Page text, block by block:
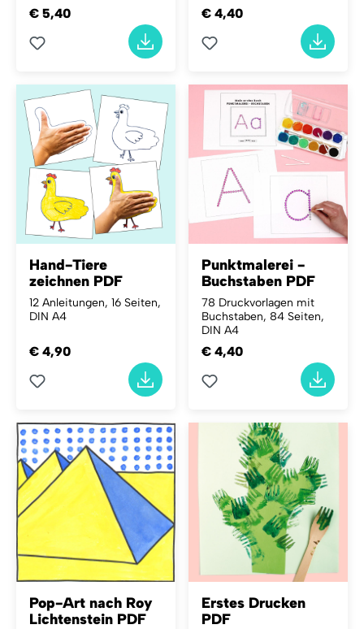
€ 5,40 € 4,40
Hand-Tiere
zeichnen PDF
12 Anleitungen, 16 Seiten,
DIN A4
€ 4,90
Punktmalerei -
Buchstaben PDF
78 Druckvorlagen mit
Buchstaben, 84 Seiten,
DIN A4
€ 4,40
Pop-Art nach Roy
Lichtenstein PDF
Erstes Drucken
PDF